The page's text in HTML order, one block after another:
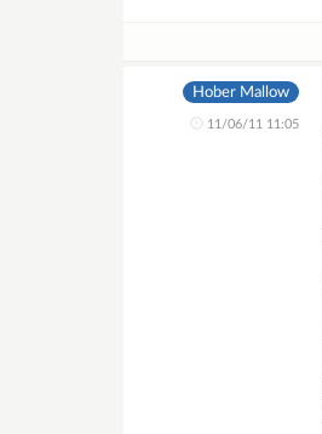
Hober Mallow
11/06/11 11:05